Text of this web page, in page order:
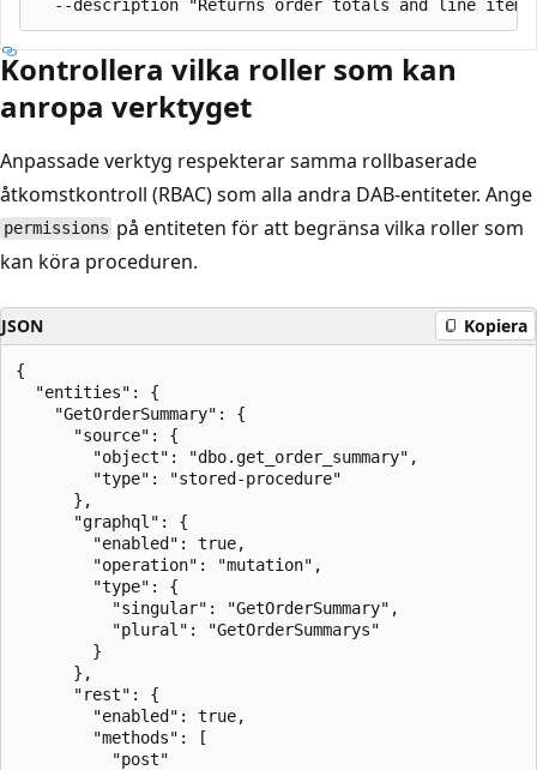
Kontrollera vilka roller som kan
anropa verktyget
Anpassade verktyg respekterar samma rollbaserade
åtkomstkontroll (RBAC) som alla andra DAB-entiteter. Ange
permissions på entiteten för att begränsa vilka roller som
kan köra proceduren.
JSON Kopiera
{
  "entities": {
    "GetOrderSummary": {
      "source": {
        "object": "dbo.get_order_summary",
        "type": "stored-procedure"
      },
      "graphql": {
        "enabled": true,
        "operation": "mutation",
        "type": {
          "singular": "GetOrderSummary",
          "plural": "GetOrderSummarys"
        }
      },
      "rest": {
        "enabled": true,
        "methods": [
          "post"